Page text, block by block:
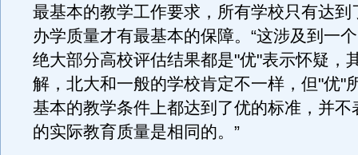
最基本的教学工作要求，所有学校只有达到
办学质量才有最基本的保障。“这涉及到一
绝大部分高校评估结果都是"优"表示怀疑，
解，北大和一般的学校肯定不一样，但"优"
基本的教学条件上都达到了优的标准，并不
的实际教育质量是相同的。”